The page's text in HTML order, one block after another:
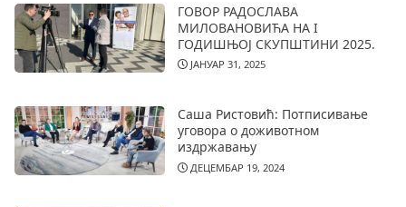
ГОВОР РАДОСЛАВА
МИЛОВАНОВИЋА НА I
ГОДИШЊОЈ СКУПШТИНИ 2025.
ЈАНУАР 31, 2025
Саша Ристовић: Потписивање
уговора о доживотном
издржавању
ДЕЦЕМБАР 19, 2024